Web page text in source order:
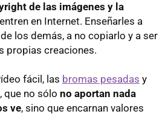
de las imágenes y la
en Internet. Enseñarles a
los demás, a no copiarlo y a ser
propias creaciones.
fácil, las bromas pesadas y
, que no sólo no aportan nada
ve, sino que encarnan valores